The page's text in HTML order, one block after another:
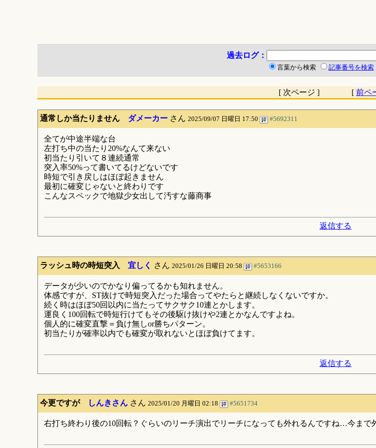
過去ログ：
言葉から検索 記事番号を検索
[ 次ページ ] [ 前ペ
通常しか当たりません ダメーカーさん 2025/09/07 日曜日 17:50 #5692311
全てが中途半端な台
左打ち中の当たり20%なんて来ない
初当たり引いて８連続通常
突入率50%って書いてるけどないです
時短で引き戻しはほぼ起きません
最初に確変じゃないと終わりです
こんなスペックで地獄少女出して汚すな藤商事
返信する
ラッシュ時の時短突入 宜しく さん 2025/01/26 日曜日 20:58 #5653166
データが少いのでかなり偏ってるかも知れません。
体感ですが、ST抜けで時短突入だった場合ってやたらと継続しなくないですか。
続く時はほぼ50回以内に当たってサクサク10連とかします。
運良く100回転で時短行けてもその後駆け抜けや2連とかなんですよね。
個人的に確変直撃＝負け無しor勝ちパターン。
初当たりが確率以内でも確変が取れないとほぼ負けてます。
返信する
今更ですが しんきさんさん 2025/01/20 月曜日 02:18 #5651734
右打ち終わり後の10回転？ぐらいのリーチ演出でリーチになっても外れるんですね…今まで